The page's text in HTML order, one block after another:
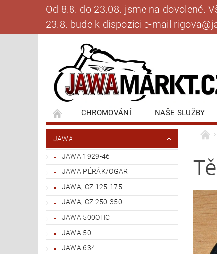
Od 8.8. do 23.08. jsme na dovolené.
23.8. bude k dispozici e-mail
CHROMOVÁNÍ NAŠE SLUŽBY
BANKOVNÍ SPOJENÍ
NAPIŠTE NÁM
JAWA
JAWA 1929-46
JAWA PÉRÁK/OGAR
JAWA, CZ 125-175
JAWA, CZ 250-350
JAWA 500OHC
JAWA 50
JAWA 634